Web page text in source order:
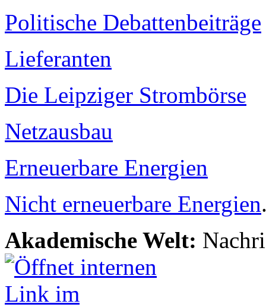
Politische Debattenbeiträge
Lieferanten
Die Leipziger Strombörse
Netzausbau
Erneuerbare Energien
Nicht erneuerbare Energien
Akademische Welt: